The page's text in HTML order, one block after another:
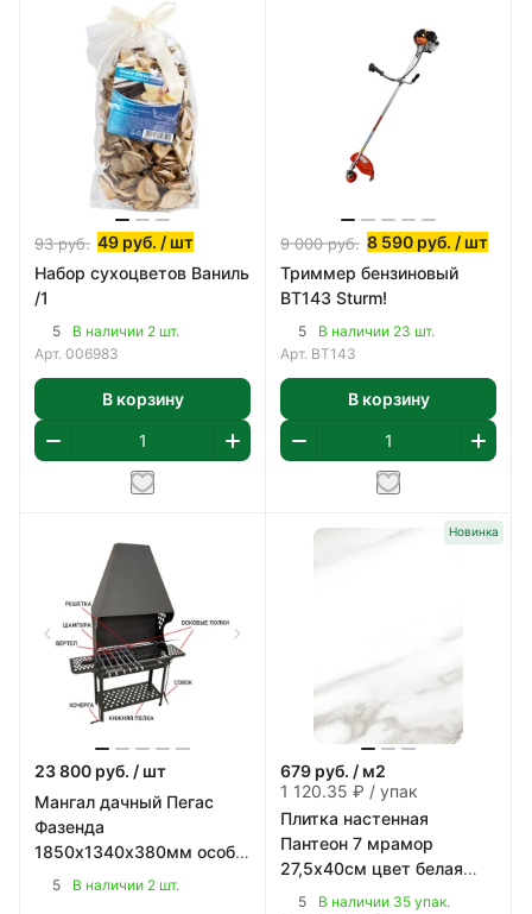
93руб. 49 руб. / шт
Набор сухоцветов Ваниль
/1
5
В наличии 2 шт.
Арт. 006983
В корзину
9 000руб. 8 590 руб. / шт
Триммер бензиновый
BT143 Sturm!
5
В наличии 23 шт.
Арт. BT143
В корзину
23 800 руб. / шт
Мангал дачный Пегас
Фазенда
1850х1340х380мм особо
прочная котловая сталь
5 В наличии 2 шт.
Новинка
679 руб. / м2
1 120.35 ₽ / упак
Плитка настенная
Пантеон 7 мрамор
27,5х40см цвет белая
1,65 м2/уп
5
В наличии 35 упак.